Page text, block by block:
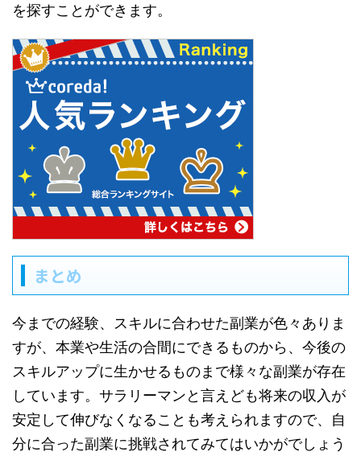
を探すことができます。
まとめ
今までの経験、スキルに合わせた副業が色々ありま
すが、本業や生活の合間にできるものから、今後の
スキルアップに生かせるものまで様々な副業が存在
しています。サラリーマンと言えども将来の収入が
安定して伸びなくなることも考えられますので、自
分に合った副業に挑戦されてみてはいかがでしょう